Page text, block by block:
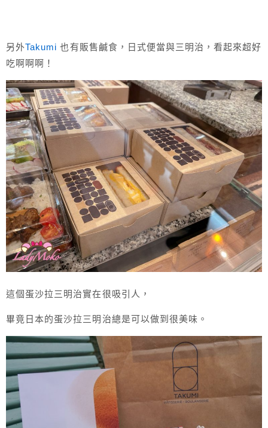
另外Takumi也有販售鹹食，日式便當與三明治，看起來超好
吃啊啊啊！
這個蛋沙拉三明治實在很吸引人，
畢竟日本的蛋沙拉三明治總是可以做到很美味。